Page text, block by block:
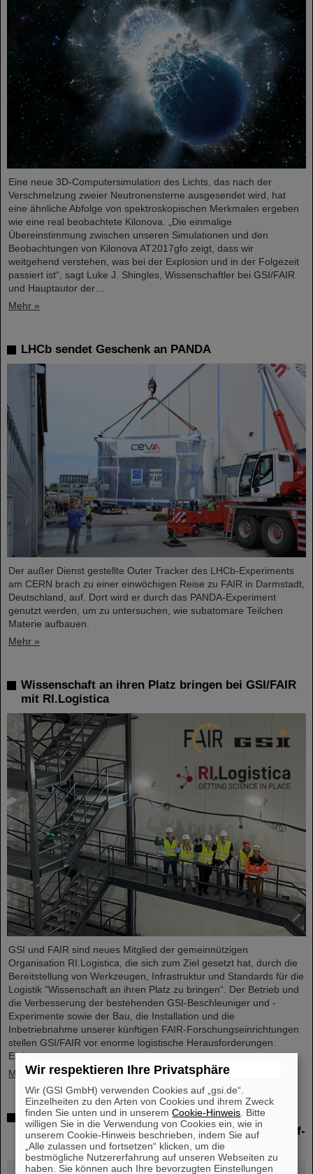
Eine neue 3D-Computersimulation des Lichts, das nach der
Verschmelzung zweier Neutronensterne ausgesendet wird, hat
eine ähnliche Abfolge von spektroskopischen Merkmalen ergeben
wie eine real beobachtete Kilonova. „Die einmalige
Übereinstimmung zwischen unseren Simulationen und den
Beobachtungen von Kilonova AT2017gfo zeigt, dass wir
weitgehend verstehen, was bei der Explosion und in der Folgezeit
passiert ist“, sagt Luke J. Shingles, Wissenschaftler bei GSI/FAIR
und Hauptautor der…
Mehr »
LHCb sendet Geschenk an PANDA
Der außer Dienst gestellte Outer Tracker des LHCb-Experiments
am CERN brach zu einer einwöchigen Reise zu FAIR in Darmstadt,
Deutschland, auf. Dort wird er durch das PANDA-Experiment
genutzt werden, um zu untersuchen, wie subatomare Teilchen
Materie aufbauen.
Mehr »
Wissenschaft an ihren Platz bringen bei GSI/FAIR
mit RI.Logistica
GSI und FAIR sind neues Mitglied der gemeinnützigen
Organisation RI.Logistica, die sich zum Ziel gesetzt hat, durch die
Bereitstellung von Werkzeugen, Infrastruktur und Standards für die
Logistik "Wissenschaft an ihren Platz zu bringen“. Der Betrieb und
die Verbesserung der bestehenden GSI-Beschleuniger und -
Experimente sowie der Bau, die Installation und die
Inbetriebnahme unserer künftigen FAIR-Forschungseinrichtungen
stellen GSI/FAIR vor enorme logistische Herausforderungen.
Einige…
Mehr »
Erfolgreiches Experiment mit FAIR-Detektor in
Japan – Erstmalige Messung des Kerns Sauerstoff-
28
Wir respektieren Ihre Privatsphäre
Wir (GSI GmbH) verwenden Cookies auf „gsi.de“.
Einzelheiten zu den Arten von Cookies und ihrem Zweck
finden Sie unten und in unseremCookie-Hinweis . Bitte
willigen Sie in die Verwendung von Cookies ein, wie in
unserem Cookie-Hinweis beschrieben, indem Sie auf
„Alle zulassen und fortsetzen“ klicken, um die
bestmögliche Nutzererfahrung auf unseren Webseiten zu
haben. Sie können auch Ihre bevorzugten Einstellungen